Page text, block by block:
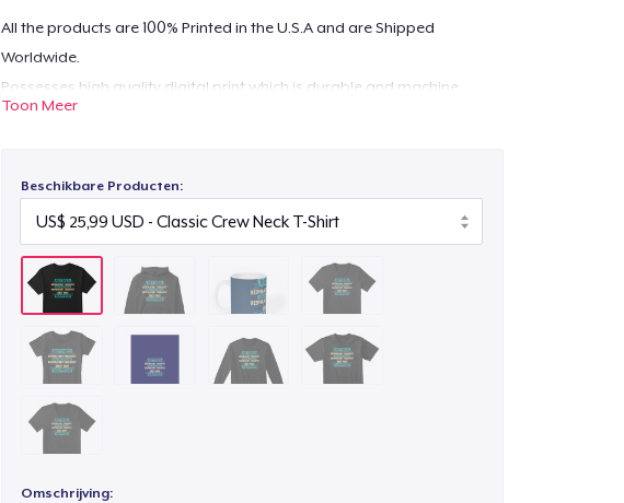
All the products are 100% Printed in the U.S.A and are Shipped
Worldwide.
Possesses high quality digital print which is durable and machine
washable.
Toon Meer
Beschikbare Producten:
Omschrijving: